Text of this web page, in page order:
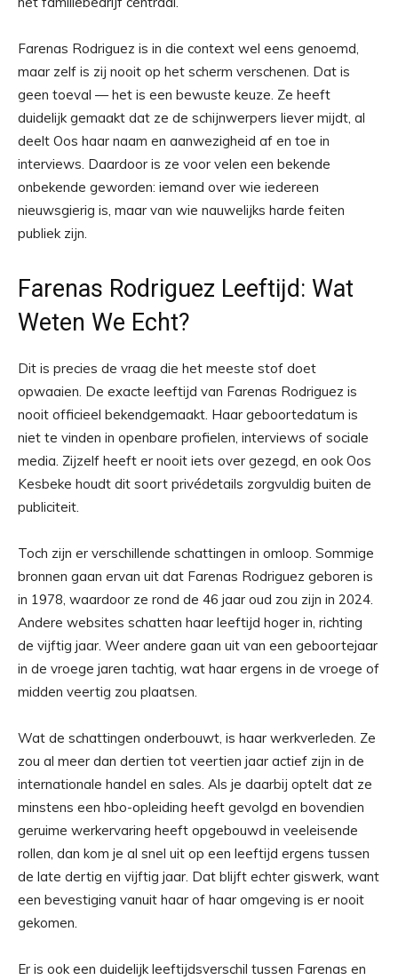
Farenas Rodriguez is in die context wel eens genoemd,
maar zelf is zij nooit op het scherm verschenen. Dat is
geen toeval — het is een bewuste keuze. Ze heeft
duidelijk gemaakt dat ze de schijnwerpers liever mijdt, al
deelt Oos haar naam en aanwezigheid af en toe in
interviews. Daardoor is ze voor velen een bekende
onbekende geworden: iemand over wie iedereen
nieuwsgierig is, maar van wie nauwelijks harde feiten
publiek zijn.
Farenas Rodriguez Leeftijd: Wat
Weten We Echt?
Dit is precies de vraag die het meeste stof doet
opwaaien. De exacte leeftijd van Farenas Rodriguez is
nooit officieel bekendgemaakt. Haar geboortedatum is
niet te vinden in openbare profielen, interviews of sociale
media. Zijzelf heeft er nooit iets over gezegd, en ook Oos
Kesbeke houdt dit soort privédetails zorgvuldig buiten de
publiciteit.
Toch zijn er verschillende schattingen in omloop. Sommige
bronnen gaan ervan uit dat Farenas Rodriguez geboren is
in 1978, waardoor ze rond de 46 jaar oud zou zijn in 2024.
Andere websites schatten haar leeftijd hoger in, richting
de vijftig jaar. Weer andere gaan uit van een geboortejaar
in de vroege jaren tachtig, wat haar ergens in de vroege of
midden veertig zou plaatsen.
Wat de schattingen onderbouwt, is haar werkverleden. Ze
zou al meer dan dertien tot veertien jaar actief zijn in de
internationale handel en sales. Als je daarbij optelt dat ze
minstens een hbo-opleiding heeft gevolgd en bovendien
geruime werkervaring heeft opgebouwd in veeleisende
rollen, dan kom je al snel uit op een leeftijd ergens tussen
de late dertig en vijftig jaar. Dat blijft echter giswerk, want
een bevestiging vanuit haar of haar omgeving is er nooit
gekomen.
Er is ook een duidelijk leeftijdsverschil tussen Farenas en